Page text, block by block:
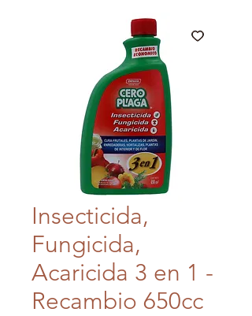
Insecticida,
Fungicida,
Acaricida 3 en 1 -
Recambio 650cc